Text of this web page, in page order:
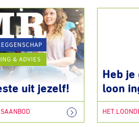
uit jezelf!
Heb
loon
HET